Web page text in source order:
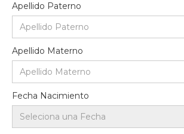
Apellido Paterno
Apellido Materno
Fecha Nacimiento